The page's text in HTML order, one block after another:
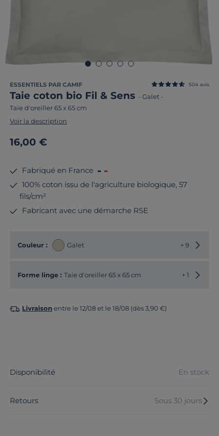
ESSENTIELS PAR CAMIF
Taie coton bio Fil & Sens - Galet -
Taie d'oreiller 65 x 65 cm
504 avis
Voir la description
16,00 €
Fabriqué en France
100% coton issu de l'agriculture biologique, 57
fils/cm²
Fabricant avec une démarche RSE
Couleur : Galet + 9
Forme linge : Taie d'oreiller 65 x 65 cm + 1
Livraison entre le 12/08 et le 18/08 (dès 3,90 €)
Disponibilité En stock
Retours Sous 30 jours